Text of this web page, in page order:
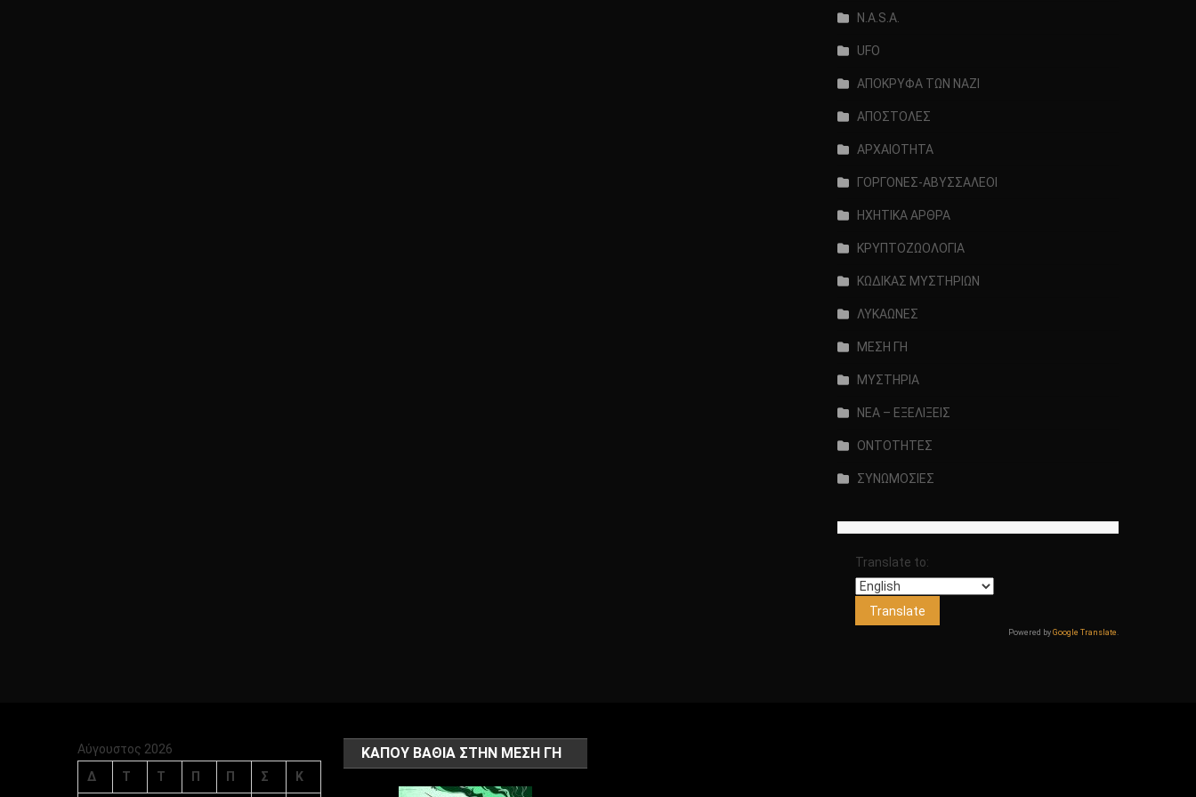
N.A.S.A.
UFO
ΑΠΟΚΡΥΦΑ ΤΩΝ ΝΑΖΙ
ΑΠΟΣΤΟΛΕΣ
ΑΡΧΑΙΟΤΗΤΑ
ΓΟΡΓΟΝΕΣ-ΑΒΥΣΣΑΛΕΟΙ
ΗΧΗΤΙΚΑ ΑΡΘΡΑ
ΚΡΥΠΤΟΖΩΟΛΟΓΙΑ
ΚΩΔΙΚΑΣ ΜΥΣΤΗΡΙΩΝ
ΛΥΚΑΩΝΕΣ
ΜΕΣΗ ΓΗ
ΜΥΣΤΗΡΙΑ
ΝΕΑ – ΕΞΕΛΙΞΕΙΣ
ΟΝΤΟΤΗΤΕΣ
ΣΥΝΩΜΟΣΙΕΣ
Translate to:
Powered by Google Translate .
Αύγουστος 2026
Δ
Τ Τ Π Π Σ Κ
ΚΑΠΟΥ ΒΑΘΙΑ ΣΤΗΝ ΜΕΣΗ ΓΗ